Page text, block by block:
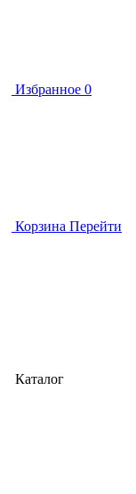
Избранное 0
Корзина Перейти
Каталог